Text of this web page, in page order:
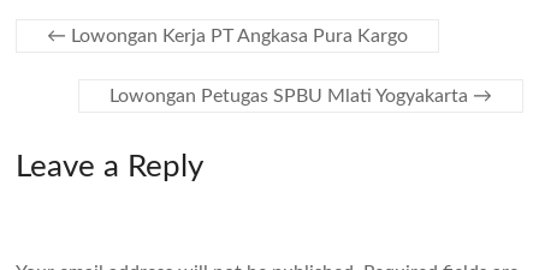
← Lowongan Kerja PT Angkasa Pura Kargo
Lowongan Petugas SPBU Mlati Yogyakarta →
Leave a Reply